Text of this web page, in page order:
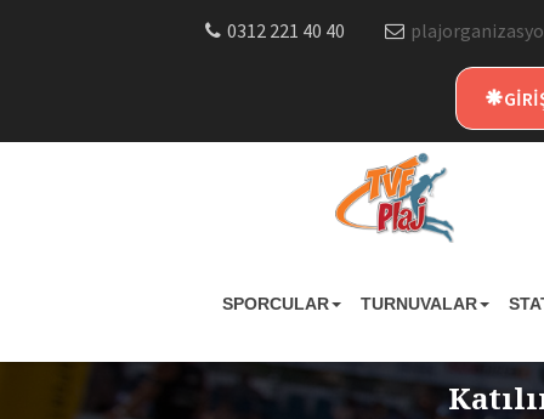
0312 221 40 40
SPORCULAR TURNUVALAR